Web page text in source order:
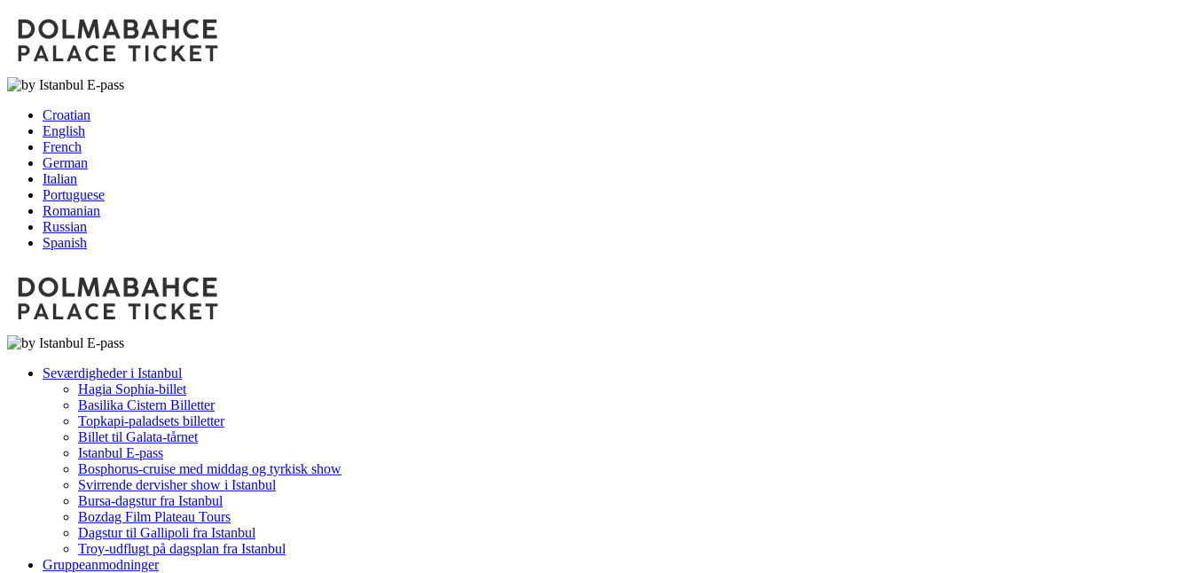
Croatian
English
French
German
Italian
Portuguese
Romanian
Russian
Spanish
Seværdigheder i Istanbul
Hagia Sophia-billet
Basilika Cistern Billetter
Topkapi-paladsets billetter
Billet til Galata-tårnet
Istanbul E-pass
Bosphorus-cruise med middag og tyrkisk show
Svirrende dervisher show i Istanbul
Bursa-dagstur fra Istanbul
Bozdag Film Plateau Tours
Dagstur til Gallipoli fra Istanbul
Troy-udflugt på dagsplan fra Istanbul
Gruppeanmodninger